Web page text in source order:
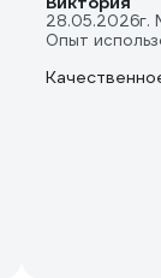
28.05.2026г.
Опыт